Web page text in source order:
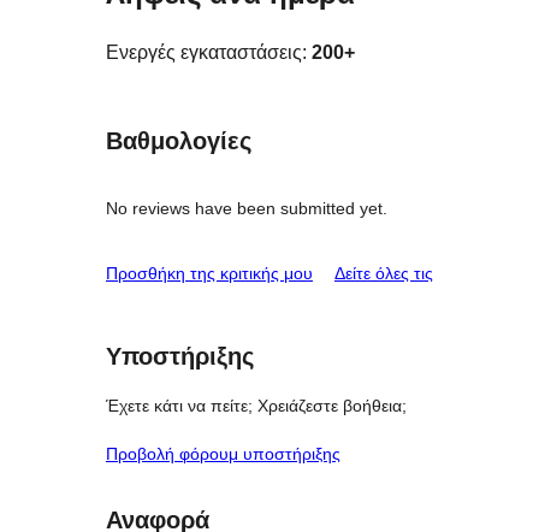
Ενεργές εγκαταστάσεις: 200+
Βαθμολογίες
No reviews have been submitted yet.
Προσθήκη της κριτικής μου Δείτε όλες τις
Υποστήριξης
Έχετε κάτι να πείτε; Χρειάζεστε βοήθεια;
Προβολή φόρουμ υποστήριξης
Αναφορά